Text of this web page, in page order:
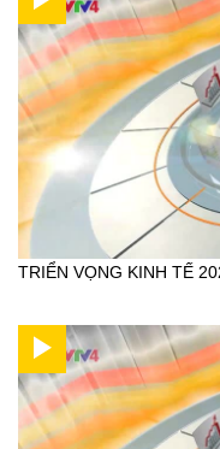
TRIỂN VỌNG KINH TẾ